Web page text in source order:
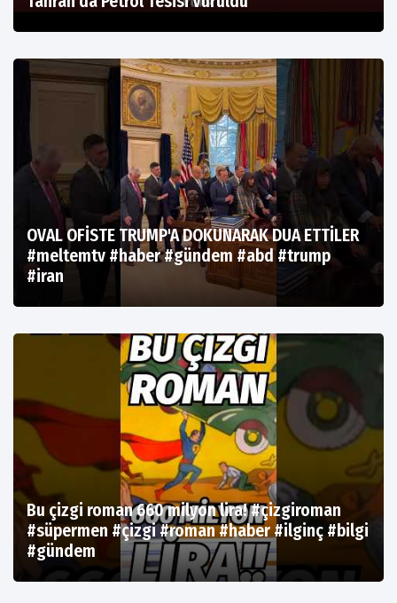
OVAL OFİSTE TRUMP'A DOKUNARAK DUA ETTİLER
#meltemtv #haber #gündem #abd #trump
#iran
Bu çizgi roman 660 milyon lira! #çizgiroman
#süpermen #çizgi #roman #haber #ilginç #bilgi
#gündem